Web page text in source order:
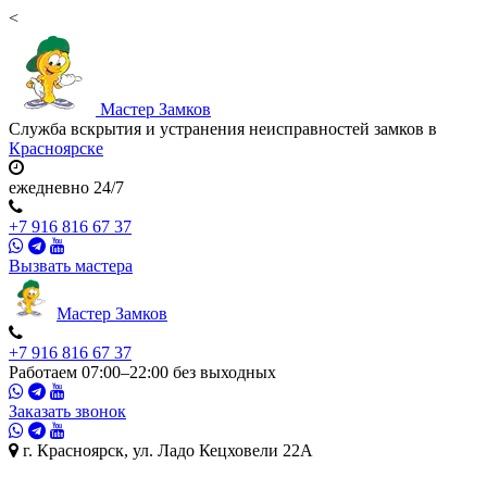
<
Мастер Замков
Служба вскрытия и устранения неисправностей замков в
Красноярске
ежедневно 24/7
+7 916 816 67 37
Вызвать мастера
Мастер Замков
+7 916 816 67 37
Работаем 07:00–22:00 без выходных
Заказать звонок
г. Красноярск, ул. Ладо Кецховели 22А